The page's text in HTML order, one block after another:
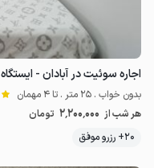
اجاره سوئیت در آبادان - ایستگاه ۱۱
بدون خواب . 25 متر . تا 4 مهمان
هر شب از 2٬200٬000 تومان
20+ رزرو موفق